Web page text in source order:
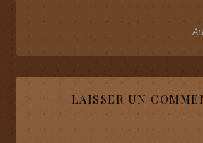
LAISSER UN